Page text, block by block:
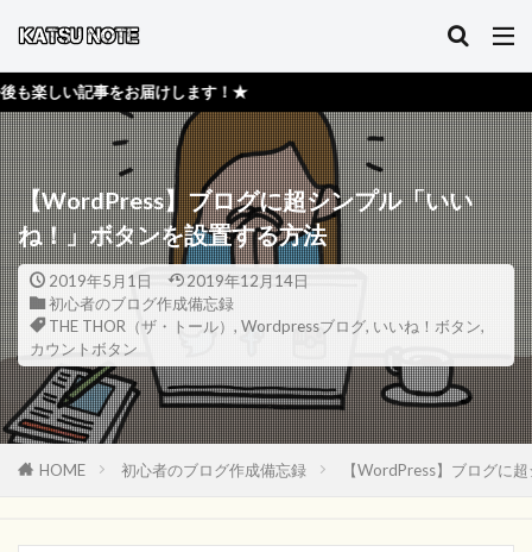
けします！★
【WordPress】ブログに超シンプル「いい
ね！」ボタンを設置する方法
2019年5月1日
2019年12月14日
初心者のブログ作成備忘録
THE THOR（ザ・トール） , Wordpressブログ, いいね！ボタン,
カウントボタン
HOME 初心者のブログ作成備忘録 【WordPress】ブログに